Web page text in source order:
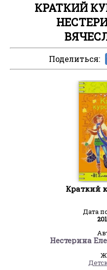
КРАТКИЙ
Поделиться:
Краткий
Дата
Нестерина